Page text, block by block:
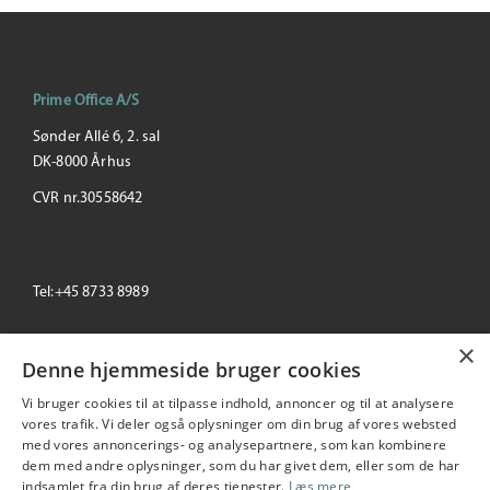
Prime Office A/S
Sønder Allé 6, 2. sal
DK-8000 Århus
CVR nr.30558642
Tel:+45 8733 8989
Prime Office
Seneste
+/-
×
Denne hjemmeside bruger cookies
Vi bruger cookies til at tilpasse indhold, annoncer og til at analysere
vores trafik. Vi deler også oplysninger om din brug af vores websted
med vores annoncerings- og analysepartnere, som kan kombinere
dem med andre oplysninger, som du har givet dem, eller som de har
indsamlet fra din brug af deres tjenester. Læs mere